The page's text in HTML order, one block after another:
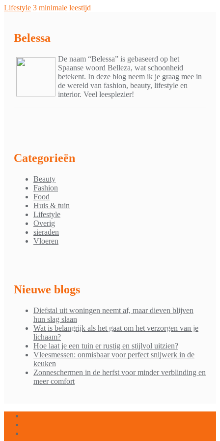
Lifestyle 3 minimale leestijd
Belessa
De naam “Belessa” is gebaseerd op het
Spaanse woord Belleza, wat schoonheid
betekent. In deze blog neem ik je graag mee in
de wereld van fashion, beauty, lifestyle en
interior. Veel leesplezier!
Categorieën
Beauty
Fashion
Food
Huis & tuin
Lifestyle
Overig
sieraden
Vloeren
Nieuwe blogs
Diefstal uit woningen neemt af, maar dieven blijven
hun slag slaan
Wat is belangrijk als het gaat om het verzorgen van je
lichaam?
Hoe laat je een tuin er rustig en stijlvol uitzien?
Vleesmessen: onmisbaar voor perfect snijwerk in de
keuken
Zonneschermen in de herfst voor minder verblinding en
meer comfort